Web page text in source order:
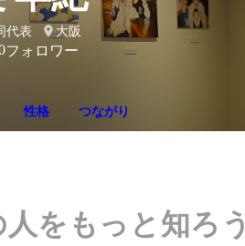
代表
大阪
フォロワー
性格 つながり
をもっと知ろう